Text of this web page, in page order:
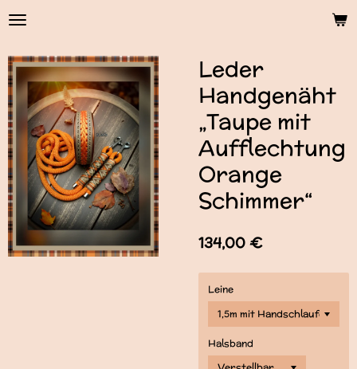
Zum
Hauptinhalt
Leder
Handgenäht
„Taupe mit
Aufflechtung
Orange
Schimmer“
134,00 €
Leine
Halsband